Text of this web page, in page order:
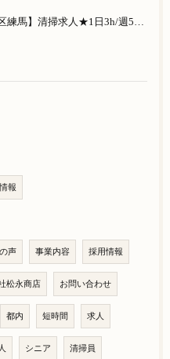
【東京都練馬区練馬】清掃求人★1日3h/週5日/祝日お休み★南大泉在住の方歓迎
報
声 事業内容 採用情報
松永商店 お問い合わせ
都内 短時間 求人
シニア 清掃員